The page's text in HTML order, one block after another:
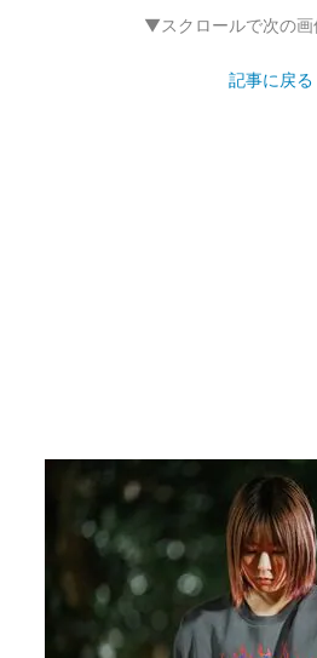
▼スクロールで次の
記事に戻る